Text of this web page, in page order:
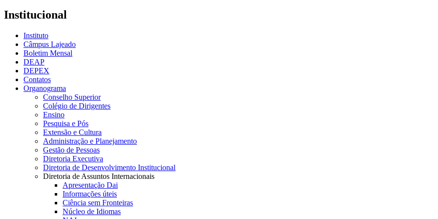
Institucional
Instituto
Câmpus Lajeado
Boletim Mensal
DEAP
DEPEX
Contatos
Organograma
Conselho Superior
Colégio de Dirigentes
Ensino
Pesquisa e Pós
Extensão e Cultura
Administração e Planejamento
Gestão de Pessoas
Diretoria Executiva
Diretoria de Desenvolvimento Institucional
Diretoria de Assuntos Internacionais
Apresentação Dai
Informações úteis
Ciência sem Fronteiras
Núcleo de Idiomas